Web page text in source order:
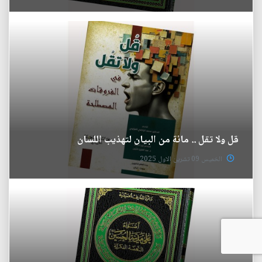
قل ولا تقل .. مائة من البيان لتهذيب اللسان
الخميس 09 تشرين الاول 2025